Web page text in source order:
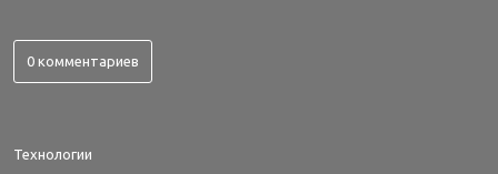
0 комментариев
Технологии